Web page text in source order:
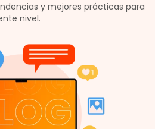
y mejores prácticas para
nivel.